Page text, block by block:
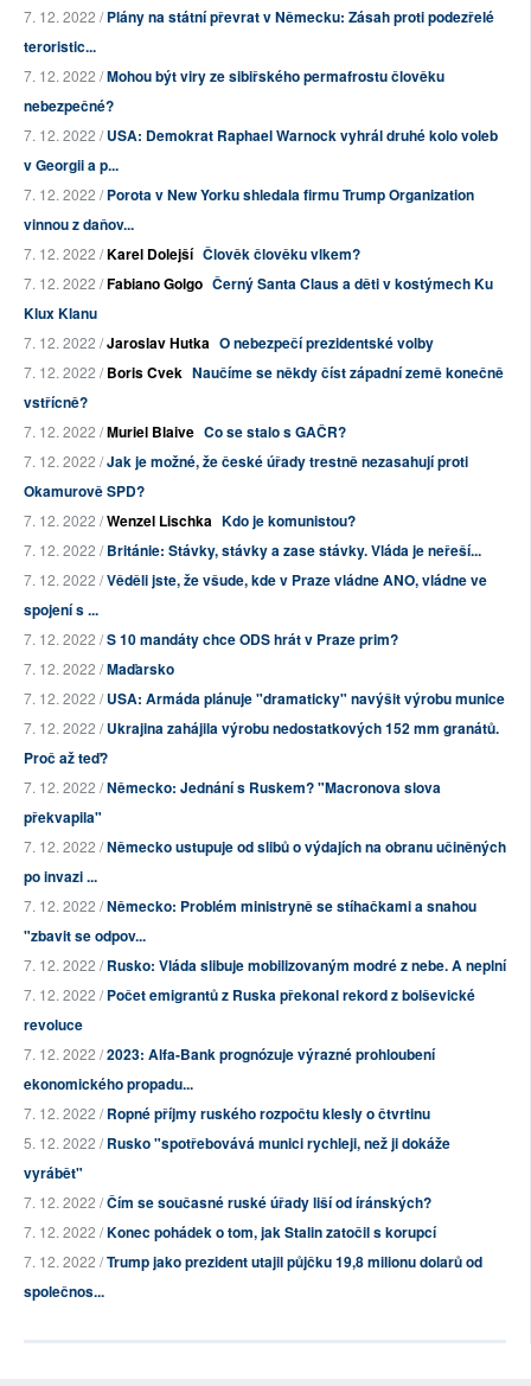
7. 12. 2022 /Plány na státní převrat v Německu: Zásah proti podezřelé
teroristic...
7. 12. 2022 /Mohou být viry ze sibiřského permafrostu člověku
nebezpečné?
7. 12. 2022 /USA: Demokrat Raphael Warnock vyhrál druhé kolo voleb
v Georgii a p...
7. 12. 2022 /Porota v New Yorku shledala firmu Trump Organization
vinnou z daňov...
7. 12. 2022 /Karel Dolejší Člověk člověku vlkem?
7. 12. 2022 /Fabiano Golgo Černý Santa Claus a děti v kostýmech Ku
Klux Klanu
7. 12. 2022 /Jaroslav Hutka O nebezpečí prezidentské volby
7. 12. 2022 /Boris Cvek Naučíme se někdy číst západní země konečně
vstřícně?
7. 12. 2022 /Muriel Blaive Co se stalo s GAČR?
7. 12. 2022 /Jak je možné, že české úřady trestně nezasahují proti
Okamurově SPD?
7. 12. 2022 /Wenzel Lischka Kdo je komunistou?
7. 12. 2022 /Británie: Stávky, stávky a zase stávky. Vláda je neřeší...
7. 12. 2022 /Věděli jste, že všude, kde v Praze vládne ANO, vládne ve
spojení s ...
7. 12. 2022 /S 10 mandáty chce ODS hrát v Praze prim?
7. 12. 2022 /Maďarsko
7. 12. 2022 /USA: Armáda plánuje "dramaticky" navýšit výrobu munice
7. 12. 2022 /Ukrajina zahájila výrobu nedostatkových 152 mm granátů.
Proč až teď?
7. 12. 2022 /Německo: Jednání s Ruskem? "Macronova slova
překvapila"
7. 12. 2022 /Německo ustupuje od slibů o výdajích na obranu učiněných
po invazi ...
7. 12. 2022 /Německo: Problém ministryně se stíhačkami a snahou
"zbavit se odpov...
7. 12. 2022 /Rusko: Vláda slibuje mobilizovaným modré z nebe. A neplní
7. 12. 2022 /Počet emigrantů z Ruska překonal rekord z bolševické
revoluce
7. 12. 2022 /2023: Alfa-Bank prognózuje výrazné prohloubení
ekonomického propadu...
7. 12. 2022 /Ropné příjmy ruského rozpočtu klesly o čtvrtinu
5. 12. 2022 /Rusko "spotřebovává munici rychleji, než ji dokáže
vyrábět"
7. 12. 2022 /Čím se současné ruské úřady liší od íránských?
7. 12. 2022 /Konec pohádek o tom, jak Stalin zatočil s korupcí
7. 12. 2022 /Trump jako prezident utajil půjčku 19,8 milionu dolarů od
společnos...